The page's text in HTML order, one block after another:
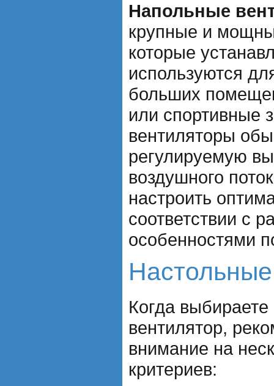
Напольные
крупные и
которые
используются
больших
или спортивные
вентиляторы
регулируемую
воздушного
настроить
соответствии с
особенностями
Когда
вентилятор,
внимание на
критериев: